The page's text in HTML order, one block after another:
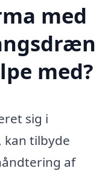
med
med?
sig i
tilbyde
af